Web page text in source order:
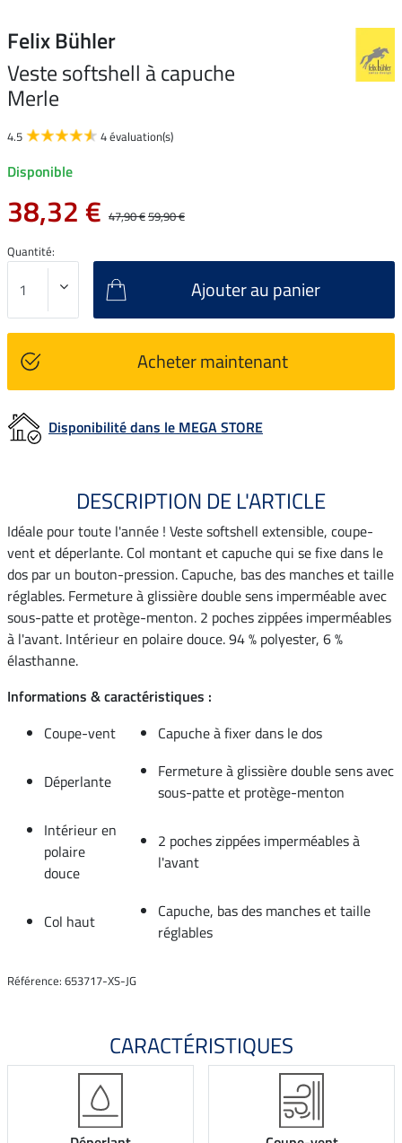
Felix Bühler
Veste softshell à capuche
Merle
4.5 4 évaluation(s)
Disponible
38,32 € 47,90 €59,90 €
Quantité:
Ajouter au panier
Acheter maintenant
Disponibilité dans le MEGA STORE
DESCRIPTION DE L'ARTICLE
Idéale pour toute l'année ! Veste softshell extensible, coupe-
vent et déperlante. Col montant et capuche qui se fixe dans le
dos par un bouton-pression. Capuche, bas des manches et taille
réglables. Fermeture à glissière double sens imperméable avec
sous-patte et protège-menton. 2 poches zippées imperméables
à l'avant. Intérieur en polaire douce. 94 % polyester, 6 %
élasthanne.
Informations & caractéristiques :
Coupe-vent
Capuche à fixer dans le dos
Déperlante
Fermeture à glissière double sens avec
sous-patte et protège-menton
Intérieur en
polaire
douce
2 poches zippées imperméables à
l'avant
Col haut
Capuche, bas des manches et taille
réglables
Référence: 653717-XS-JG
CARACTÉRISTIQUES